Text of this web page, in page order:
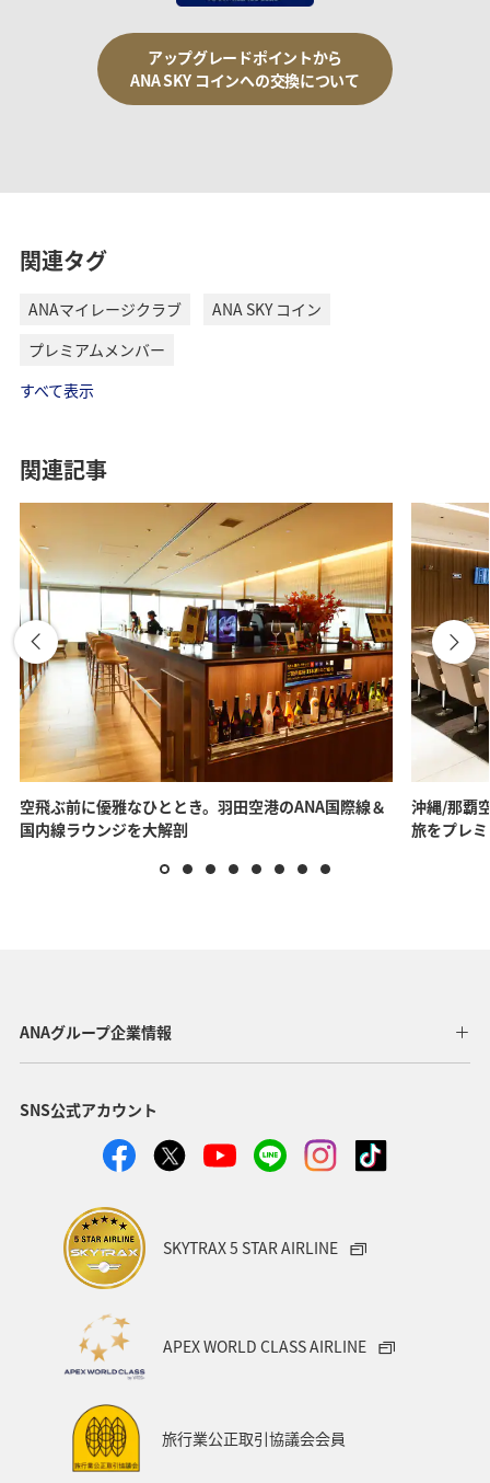
アップグレードポイントから
ANA SKY コインへの交換について
関連タグ
ANAマイレージクラブ
ANA SKY コイン
プレミアムメンバー
すべて表示
関連記事
空飛ぶ前に優雅なひととき。羽田空港のANA国際線＆
国内線ラウンジを大解剖
沖縄/那覇
旅をプレ
ANAグループ企業情報
SNS公式アカウント
SKYTRAX 5 STAR AIRLINE
APEX WORLD CLASS AIRLINE
旅行業公正取引協議会会員